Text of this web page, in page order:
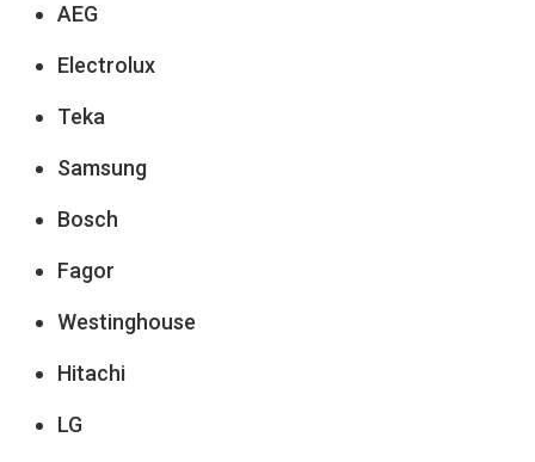
AEG
Electrolux
Teka
Samsung
Bosch
Fagor
Westinghouse
Hitachi
LG